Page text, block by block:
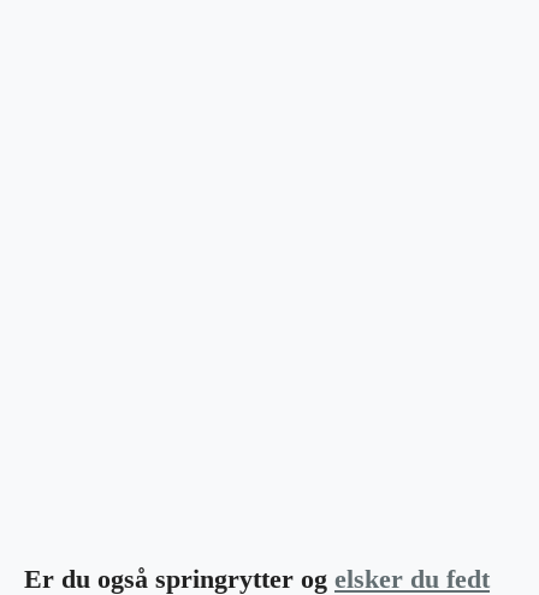
Er du også springrytter og elsker du fedt